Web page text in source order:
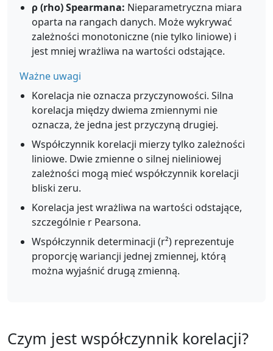
ρ (rho) Spearmana: Nieparametryczna miara
oparta na rangach danych. Może wykrywać
zależności monotoniczne (nie tylko liniowe) i
jest mniej wrażliwa na wartości odstające.
Ważne uwagi
Korelacja nie oznacza przyczynowości. Silna
korelacja między dwiema zmiennymi nie
oznacza, że jedna jest przyczyną drugiej.
Współczynnik korelacji mierzy tylko zależności
liniowe. Dwie zmienne o silnej nieliniowej
zależności mogą mieć współczynnik korelacji
bliski zeru.
Korelacja jest wrażliwa na wartości odstające,
szczególnie r Pearsona.
Współczynnik determinacji (r²) reprezentuje
proporcję wariancji jednej zmiennej, którą
można wyjaśnić drugą zmienną.
Czym jest współczynnik korelacji?